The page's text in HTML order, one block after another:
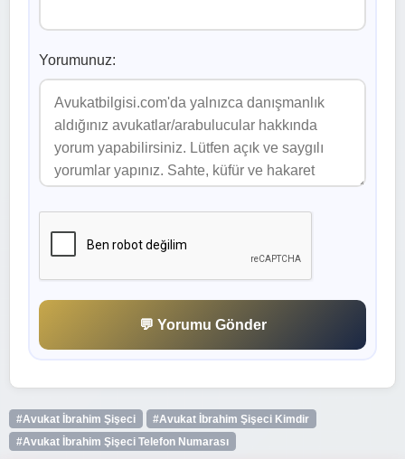
Yorumunuz:
💬 Yorumu Gönder
#Avukat İbrahim Şişeci
#Avukat İbrahim Şişeci Kimdir
#Avukat İbrahim Şişeci Telefon Numarası